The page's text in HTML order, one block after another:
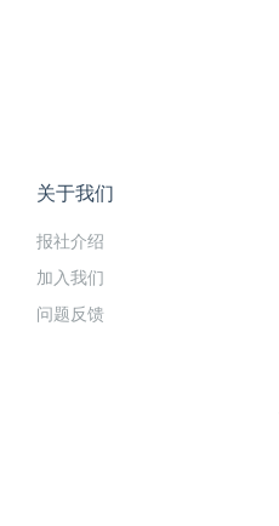
关于我们
报社介绍
加入我们
问题反馈